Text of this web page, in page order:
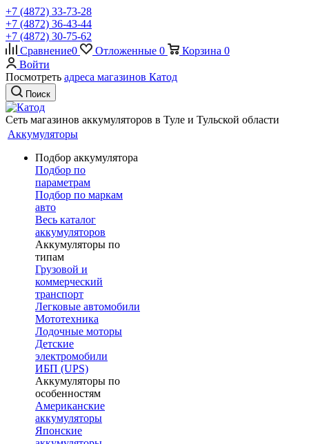
+7 (4872) 33-73-28
+7 (4872) 36-43-44
+7 (4872) 30-75-62
Сравнение0 Отложенные 0 Корзина 0
Войти
Посмотреть адреса магазинов Катод
Поиск
Сеть магазинов аккумуляторов в Туле и Тульской области
Аккумуляторы
Подбор аккумулятора
Подбор по
параметрам
Подбор по маркам
авто
Весь каталог
аккумуляторов
Аккумуляторы по
типам
Грузовой и
коммерческий
транспорт
Легковые автомобили
Мототехника
Лодочные моторы
Детские
электромобили
ИБП (UPS)
Аккумуляторы по
особенностям
Американские
аккумуляторы
Японские